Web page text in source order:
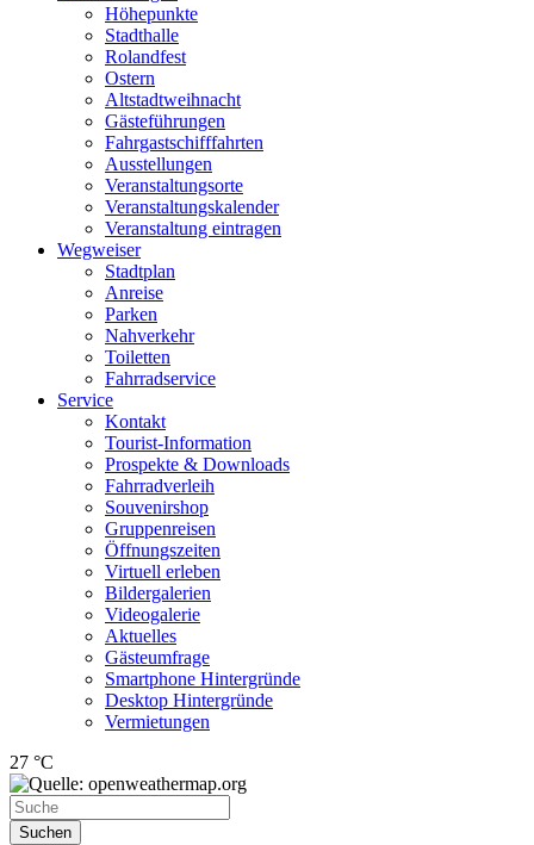
Höhepunkte
Stadthalle
Rolandfest
Ostern
Altstadtweihnacht
Gästeführungen
Fahrgastschifffahrten
Ausstellungen
Veranstaltungsorte
Veranstaltungskalender
Veranstaltung eintragen
Wegweiser
Stadtplan
Anreise
Parken
Nahverkehr
Toiletten
Fahrradservice
Service
Kontakt
Tourist-Information
Prospekte & Downloads
Fahrradverleih
Souvenirshop
Gruppenreisen
Öffnungszeiten
Virtuell erleben
Bildergalerien
Videogalerie
Aktuelles
Gästeumfrage
Smartphone Hintergründe
Desktop Hintergründe
Vermietungen
27 °C
Suchen